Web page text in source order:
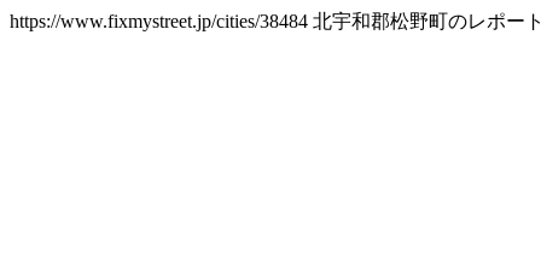
https://www.fixmystreet.jp/cities/38484 北宇和郡松野町のレポー